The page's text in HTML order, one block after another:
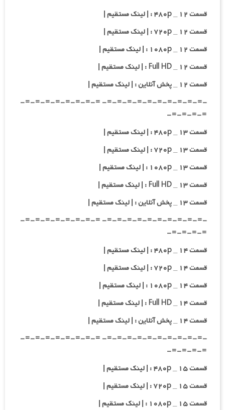
قسمت ۱۲ _ ۴۸۰p : | لینک مستقیم |
قسمت ۱۲ _ ۷۲۰p : | لینک مستقیم |
قسمت ۱۲ _ ۱۰۸۰p : | لینک مستقیم |
قسمت ۱۲ _ Full HD : | لینک مستقیم |
قسمت ۱۲ _ پخش آنلاین : | لینک مستقیم |
-=-=-=-=-=-=-=-=-=-=- =-=-=-=-=-=-=-=-
=-=-=-=-
قسمت ۱۳ _ ۴۸۰p : | لینک مستقیم |
قسمت ۱۳ _ ۷۲۰p : | لینک مستقیم |
قسمت ۱۳ _ ۱۰۸۰p : | لینک مستقیم |
قسمت ۱۳ _ Full HD : | لینک مستقیم |
قسمت ۱۳ _ پخش آنلاین : | لینک مستقیم |
-=-=-=-=-=-=-=-=-=-=- =-=-=-=-=-=-=-=-
=-=-=-=-
قسمت ۱۴ _ ۴۸۰p : | لینک مستقیم |
قسمت ۱۴ _ ۷۲۰p : | لینک مستقیم |
قسمت ۱۴ _ ۱۰۸۰p : | لینک مستقیم |
قسمت ۱۴ _ Full HD : | لینک مستقیم |
قسمت ۱۴ _ پخش آنلاین : | لینک مستقیم |
-=-=-=-=-=-=-=-=-=-=- =-=-=-=-=-=-=-=-
=-=-=-=-
قسمت ۱۵ _ ۴۸۰p : | لینک مستقیم |
قسمت ۱۵ _ ۷۲۰p : | لینک مستقیم |
قسمت ۱۵ _ ۱۰۸۰p : | لینک مستقیم |